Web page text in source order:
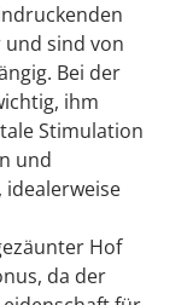
und sind von
Bei der
ihm
Stimulation
und
idealerweise
Hof
da der